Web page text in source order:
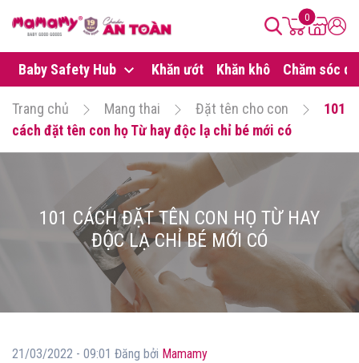
0
Baby Safety Hub Khăn ướt Khăn khô Chăm sóc da
Trang chủ Mang thai Đặt tên cho con
101
cách đặt tên con họ Từ hay độc lạ chỉ bé mới có
101 CÁCH ĐẶT TÊN CON HỌ TỪ HAY
ĐỘC LẠ CHỈ BÉ MỚI CÓ
21/03/2022 - 09:01 Đăng bởi Mamamy